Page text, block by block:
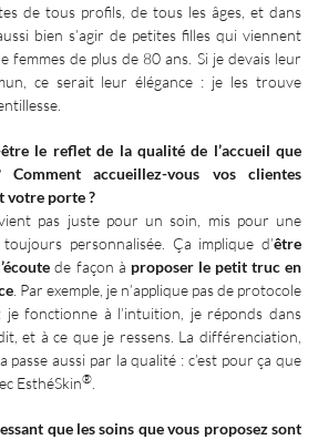
de tous profils, de tous les âges, et dans
bien s’agir de petites filles qui viennent
femmes de plus de 80 ans. Si je devais leur
ce serait leur élégance : je les trouve
le reflet de la qualité de l’accueil que
Comment accueillez-vous vos clientes
votre porte?
pas juste pour un soin, mis pour une
personnalisée. Ça implique d’être
de façon à proposer le petit truc en
. Par exemple, je n’applique pas de protocole
: je fonctionne à l’intuition, je réponds dans
et à ce que je ressens. La différenciation,
passe aussi par la qualité : c’est pour ça que
EsthéSkin®
que les soins que vous proposez sont